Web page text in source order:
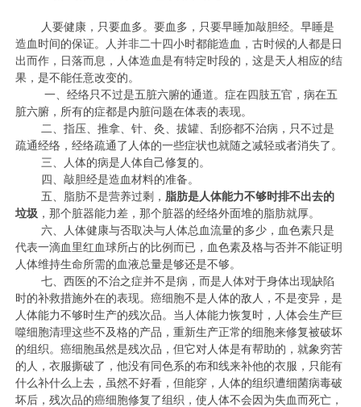
人要健康，只要血多。要血多，只要早睡加敲胆经。早睡是
造血时间的保证。人并非二十四小时都能造血，古时候的人都是日
出而作，日落而息，人体造血是有特定时段的，这是天人相应的结
果，是不能任意改变的。
一、经络只不过是五脏六腑的通道。症在四肢五官，病在五
脏六腑，所有的症都是内脏问题在体表的表现。
二、指压、推拿、针、灸、拔罐、刮痧都不治病，只不过是
疏通经络，经络疏通了人体的一些症状也就随之减轻或者消失了。
三、人体的病是人体自己修复的。
四、敲胆经是造血材料的准备。
五、脂肪不是营养过剩， 脂肪是人体能力不够时排不出去的
垃圾 ，那个脏器能力差，那个脏器的经络外面堆的脂肪就厚。
六、人体健康与否取决与人体总血流量的多少，血色素只是
代表一滴血里红血球所占的比例而已，血色素及格与否并不能证明
人体维持生命所需的血液总量是够还是不够。
七、西医的不治之症并不是病，而是人体对于身体出现缺陷
时的补救措施外在的表现。癌细胞不是人体的敌人，不是变异，是
人体能力不够时生产的残次品。当人体能力恢复时，人体会生产巨
噬细胞清理这些不及格的产品，重新生产正常的细胞来修复被破坏
的组织。癌细胞虽然是残次品，但它对人体是有帮助的，就象穷苦
的人，衣服撕破了，他没有同色系的布和线来补他的衣服，只能有
什么补什么上去，虽然不好看，但能穿，人体的组织遭细菌病毒破
坏后，残次品的癌细胞修复了组织，使人体不会因为失血而死亡，